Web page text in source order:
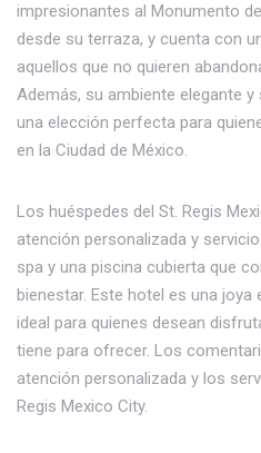
impresionantes al Monumento
desde su terraza, y cuenta con
aquellos que no quieren
Además, su ambiente elegante
una elección perfecta para
en la Ciudad de México.
Los huéspedes del St. Regis
atención personalizada y
spa y una piscina cubierta que
bienestar. Este hotel es una joya
ideal para quienes desean
tiene para ofrecer. Los
atención personalizada y los
Regis Mexico City.